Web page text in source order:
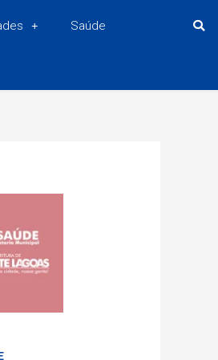
Saúde